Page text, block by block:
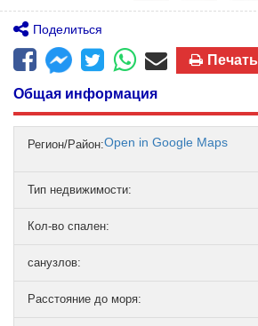
Поделиться
Печать
Общая информация
Регион/Район:Open in Google Maps
Тип недвижимости:
Кол-во спален:
санузлов:
Расстояние до моря: